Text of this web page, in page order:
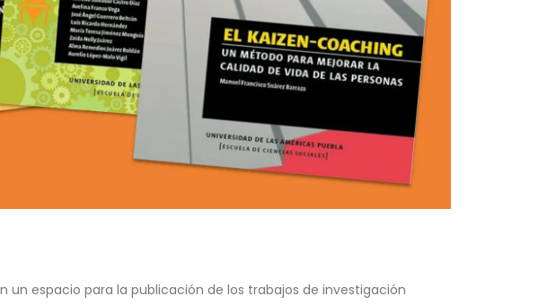
un espacio para la publicación de los trabajos de investigación